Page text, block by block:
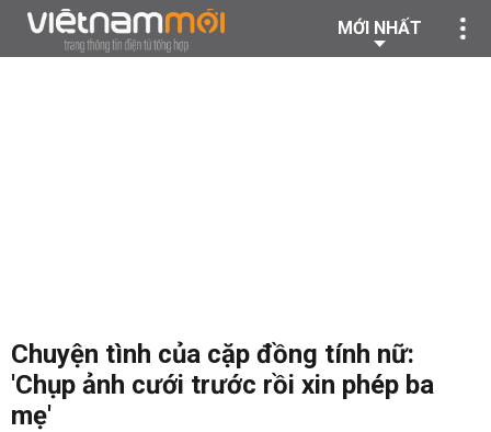
MỚI NHẤT
Chuyện tình của cặp đồng tính nữ:
'Chụp ảnh cưới trước rồi xin phép ba
mẹ'